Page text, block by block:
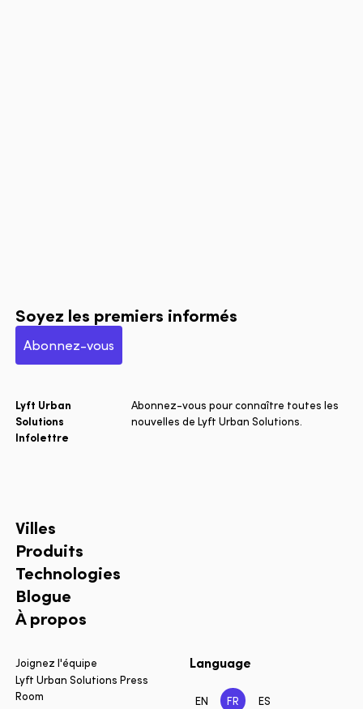
Soyez les premiers informés
Abonnez-vous
Lyft Urban
Solutions
Infolettre
Abonnez-vous pour connaître toutes les
nouvelles de Lyft Urban Solutions.
Villes
Produits
Technologies
Blogue
À propos
Joignez l'équipe
Lyft Urban Solutions Press
Room
Language
EN FR ES